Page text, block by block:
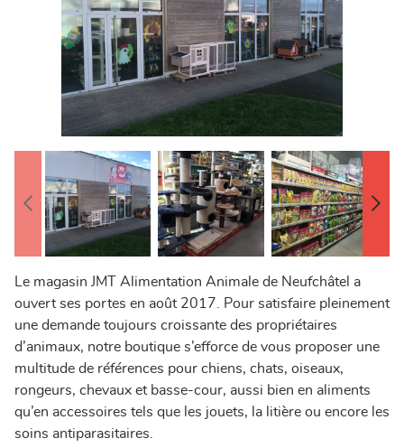
Le magasin JMT Alimentation Animale de Neufchâtel a
ouvert ses portes en août 2017. Pour satisfaire pleinement
une demande toujours croissante des propriétaires
d’animaux, notre boutique s’efforce de vous proposer une
multitude de références pour chiens, chats, oiseaux,
rongeurs, chevaux et basse-cour, aussi bien en aliments
qu’en accessoires tels que les jouets, la litière ou encore les
soins antiparasitaires.